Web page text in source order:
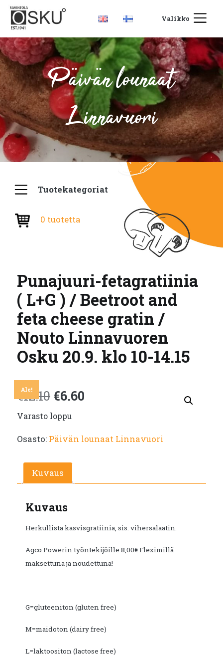
Valikko
Päivän lounaat
Linnavuori
Tuotekategoriat
0 tuotetta
Punajuuri-fetagratiinia
( L+G ) / Beetroot and
feta cheese gratin /
Nouto Linnavuoren
Osku 20.9. klo 10-14.15
Ale!
€12.10 Alkuperäinen
hinta
oli:
€12.10.
€6.60
on:
Varasto loppu
Osasto: Päivän lounaat Linnavuori
Kuvaus
Kuvaus
Herkullista kasvisgratiinia, sis. vihersalaatin.
Agco Powerin työntekijöille 8,00€ Fleximillä
maksettuna ja noudettuna!
G=gluteeniton (gluten free)
M=maidoton (dairy free)
L=laktoositon (lactose free)